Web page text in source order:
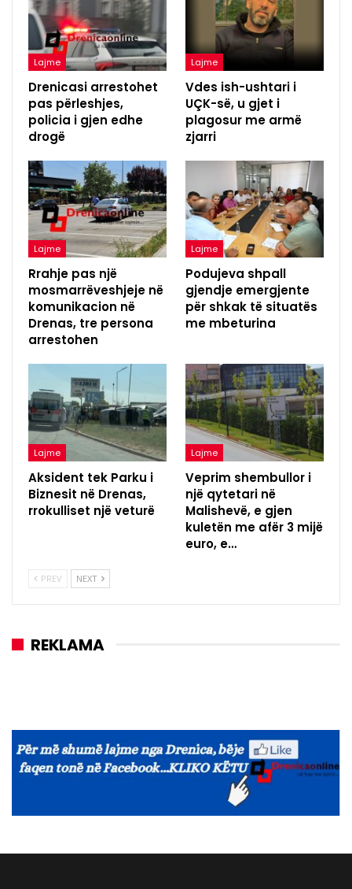
Lajme
Drenicasi arrestohet
pas përleshjes,
policia i gjen edhe
drogë
Lajme
Vdes ish-ushtari i
UÇK-së, u gjet i
plagosur me armë
zjarri
Lajme
Rrahje pas një
mosmarrëveshjeje në
komunikacion në
Drenas, tre persona
arrestohen
Lajme
Podujeva shpall
gjendje emergjente
për shkak të situatës
me mbeturina
Lajme
Aksident tek Parku i
Biznesit në Drenas,
rrokulliset një veturë
Lajme
Veprim shembullor i
një qytetari në
Malishevë, e gjen
kuletën me afër 3 mijë
euro, e…
PREV NEXT
REKLAMA